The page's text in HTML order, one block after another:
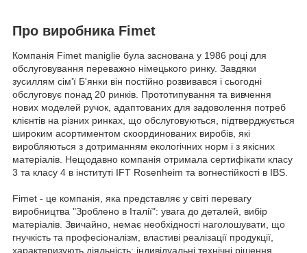
Про виробника Fimet
Компанія Fimet maniglie була заснована у 1986 році для
обслуговування переважно німецького ринку. Завдяки
зусиллям сім'ї Б'янки він постійно розвивався і сьогодні
обслуговує понад 20 ринків. Прототипування та вивчення
нових моделей ручок, адаптованих для задоволення потреб
клієнтів на різних ринках, що обслуговуються, підтверджується
широким асортиментом скоординованих виробів, які
виробляються з дотриманням екологічних норм і з якісних
матеріалів. Нещодавно компанія отримала сертифікати класу
3 та класу 4 в інституті IFT Rosenheim та вогнестійкості в IBS.
Fimet - це компанія, яка представляє у світі перевагу
виробництва "Зроблено в Італії": увага до деталей, вибір
матеріалів. Звичайно, немає необхідності наголошувати, що
гнучкість та професіоналізм, властиві реалізації продукції,
характеризують діяльність: індивідуальні технічні рішення,